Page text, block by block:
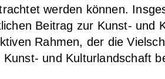
wer­den kön­nen.
Bei­trag zur Kunst- und
Rah­men, der die
und Kul­tur­land­schaft